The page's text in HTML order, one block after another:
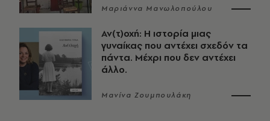
Μαριάννα Μανωλοπούλου
Αν(τ)οχή: Η ιστορία μιας
γυναίκας που αντέχει σχεδόν τα
πάντα. Μέχρι που δεν αντέχει
άλλο.
Μανίνα Ζουμπουλάκη